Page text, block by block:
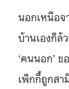
นอกเหนือจ
บ้านเองก็
‘คนนอก’
เพ็กกี้ถูกสา